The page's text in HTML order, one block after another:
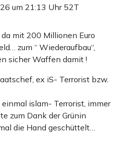
um 21:13 Uhr 52T
mit 200 Millionen Euro
zum “ Wiederaufbau“,
sicher Waffen damit !
ex iS- Terrorist bzw.
islam- Terrorist, immer
zum Dank der Grünin
die Hand geschüttelt…